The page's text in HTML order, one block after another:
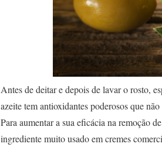
Antes de deitar e depois de lavar o rosto,
azeite tem antioxidantes poderosos que
Para aumentar a sua eficácia na remoção
ingrediente muito usado em cremes